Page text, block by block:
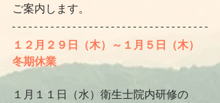
ご案内します。
１２月２９日（木）～１月５日（木）
冬期休業
１月１１日（水）衛生士院内研修の